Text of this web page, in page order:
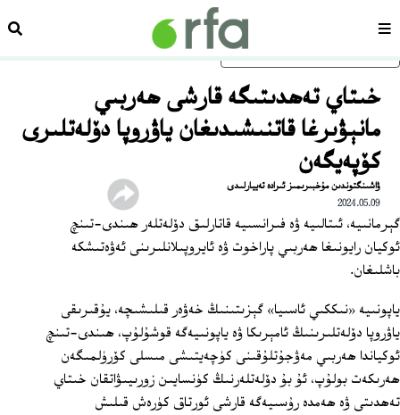
ئاساسلىق مەزمۇنغا ئاتلاڭسەھىپە
خىتاي تەھدىتىگە قارشى ھەربىي
مانېۋىرغا قاتنىشىدىغان ياۋروپا دۆلەتلىرى
كۆپەيگەن
ۋاشىنگتوندىن مۇخبىرىمىز ئىرادە تەييارلىدى
2024.05.09
گېرمانىيە، ئىتالىيە ۋە فىرانسىيە قاتارلىق دۆلەتلەر ھىندى-تىنچ
ئوكيان رايونىغا ھەربىي پاراخوت ۋە ئايروپىلانلىرىنى ئەۋەتىشكە
باشلىغان.
ياپونىيە «نىككىي ئاسىيا» گېزىتىنىڭ خەۋەر قىلىشىچە، يۇقىرىقى
ياۋروپا دۆلەتلىرىنىڭ ئامېرىكا ۋە ياپونىيەگە قوشۇلۇپ، ھىندى-تىنچ
ئوكياندا ھەربىي مەۋجۇتلۇقىنى كۈچەيتىشى مىسلى كۆرۈلمىگەن
ھەرىكەت بولۇپ، ئۇ بۇ دۆلەتلەرنىڭ كۈنسايىن زورىيىۋاتقان خىتاي
تەھدىتى ۋە ھەمدە رۇسىيەگە قارشى ئورتاق كۈرەش قىلىش